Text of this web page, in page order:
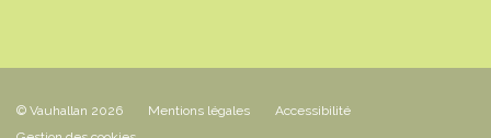
© Vauhallan 2026 Mentions légales
Accessibilité